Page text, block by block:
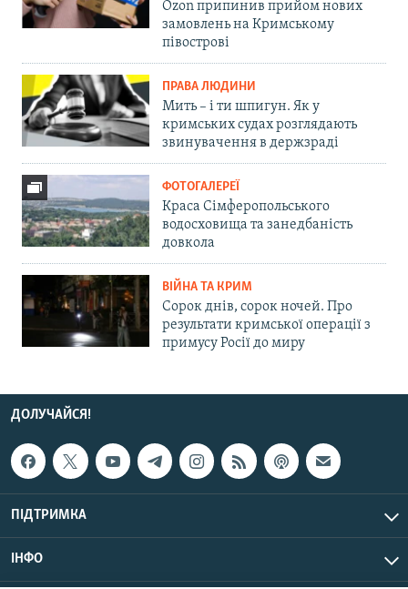
Ozon припинив прийом нових
замовлень на Кримському
півострові
ПРАВА ЛЮДИНИ
Мить – і ти шпигун. Як у
кримських судах розглядають
звинувачення в держзраді
ФОТОГАЛЕРЕЇ
Краса Сімферопольського
водосховища та занедбаність
довкола
ВІЙНА ТА КРИМ
Сорок днів, сорок ночей. Про
результати кримської операції з
примусу Росії до миру
ДОЛУЧАЙСЯ!
ПІДТРИМКА
ІНФО